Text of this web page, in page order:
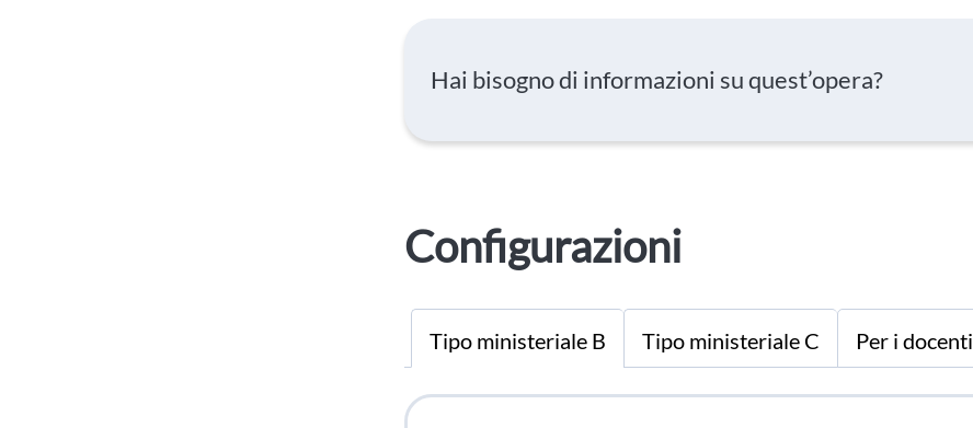
Hai bisogno di informazioni su quest’opera?
Configurazioni
Tipo ministeriale B Tipo ministeriale C Per i docenti